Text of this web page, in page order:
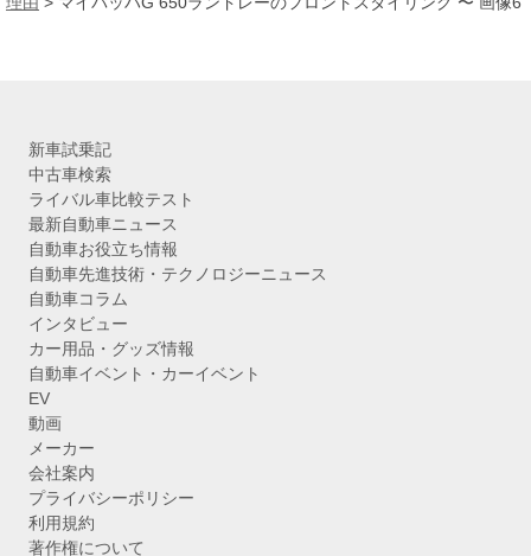
新車試乗記
中古車検索
ライバル車比較テスト
最新自動車ニュース
自動車お役立ち情報
自動車先進技術・テクノロジーニュース
自動車コラム
インタビュー
カー用品・グッズ情報
自動車イベント・カーイベント
EV
動画
メーカー
会社案内
プライバシーポリシー
利用規約
著作権について